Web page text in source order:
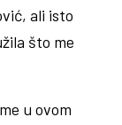
ali isto
što me
u ovom